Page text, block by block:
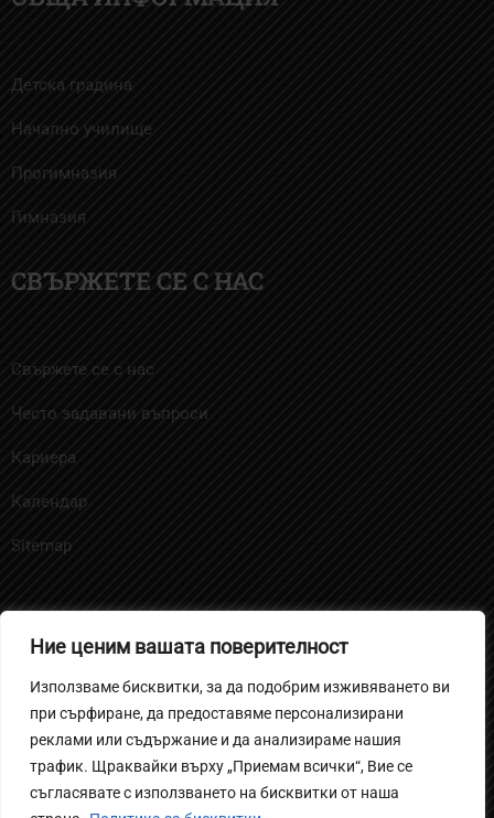
Ние ценим вашата поверителност
Използваме бисквитки, за да подобрим изживяването ви
при сърфиране, да предоставяме персонализирани
реклами или съдържание и да анализираме нашия
трафик. Щраквайки върху „Приемам всички“, Вие се
съгласявате с използването на бисквитки от наша
Детска градина
Начално училище
Прогимназия
Гимназия
СВЪРЖЕТЕ СЕ С НАС
Свържете се с нас
Често задавани въпроси
Кариера
Календар
Sitemap
Политика на поверителност за ученици и родители
Вътрешни правила за извършване на
видеонаблюдение
Политика за защита на личните данни